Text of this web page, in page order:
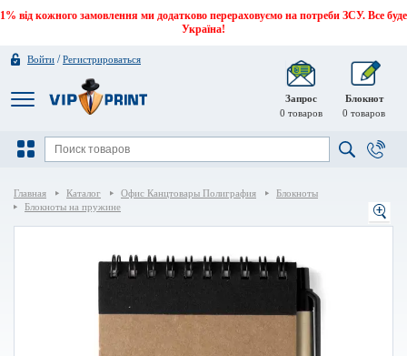
1% від кожного замовлення ми додатково перераховуємо на потреби ЗСУ. Все буде
Україна!
Войти /Регистрироваться
Запрос
0 товаров
Блокнот
0 товаров
Главная Каталог Офис Канцтовары Полиграфия
Блокноты
Блокноты на пружине